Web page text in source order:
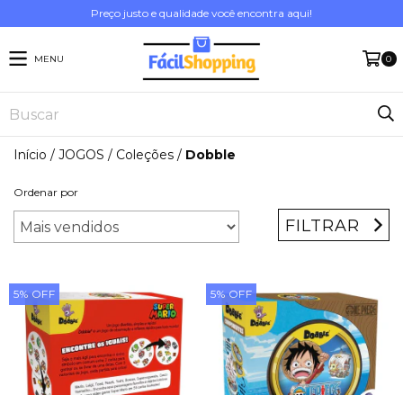
Preço justo e qualidade você encontra aqui!
MENU 0
Início / JOGOS / Coleções / Dobble
Ordenar por
FILTRAR
5% OFF 5% OFF